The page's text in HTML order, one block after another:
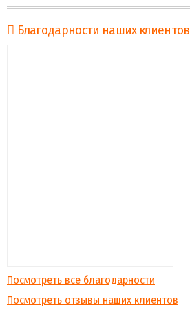
Благодарности наших клиентов
Посмотреть все благодарности
Посмотреть отзывы наших клиентов